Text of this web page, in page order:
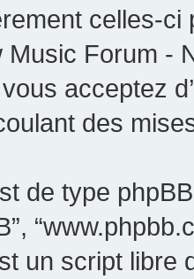
celles-
Music Forum -
acceptez
des
de type phpBB
un script